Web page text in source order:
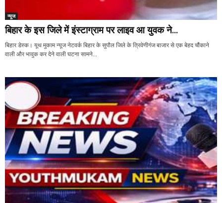
न्यूज
बिहार के इस जिले में इंस्टाग्राम पर लाइव आ युवक ने...
बिहार डेस्क। यूथ मुकाम न्यूज नेटवर्क बिहार के सुपौल जिले के त्रिवेणीगंज बाजार से एक बेहद चौंकाने
वाली और भावुक कर देने वाली घटना सामने...